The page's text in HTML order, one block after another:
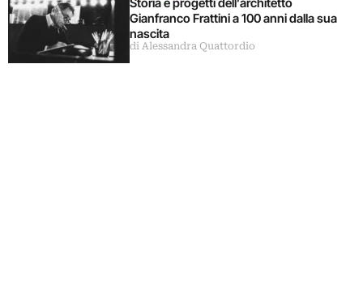
Gianfranco Frattini a 100 anni dalla sua
nascita
di Alessandra Quattordio